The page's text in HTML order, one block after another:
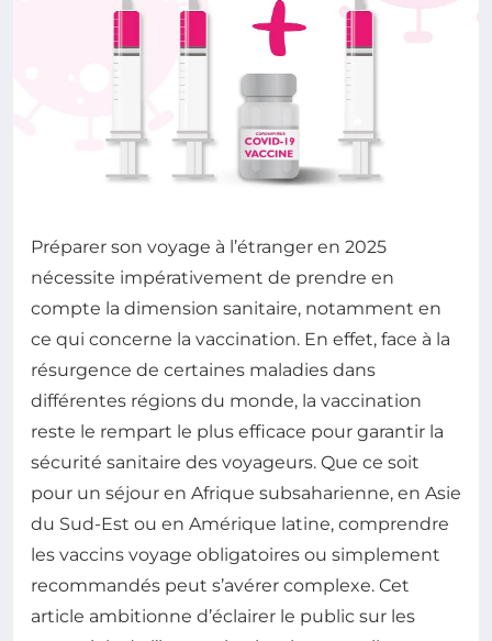
Préparer son voyage à l’étranger en 2025
nécessite impérativement de prendre en
compte la dimension sanitaire, notamment en
ce qui concerne la vaccination. En effet, face à la
résurgence de certaines maladies dans
différentes régions du monde, la vaccination
reste le rempart le plus efficace pour garantir la
sécurité sanitaire des voyageurs. Que ce soit
pour un séjour en Afrique subsaharienne, en Asie
du Sud-Est ou en Amérique latine, comprendre
les vaccins voyage obligatoires ou simplement
recommandés peut s’avérer complexe. Cet
article ambitionne d’éclairer le public sur les